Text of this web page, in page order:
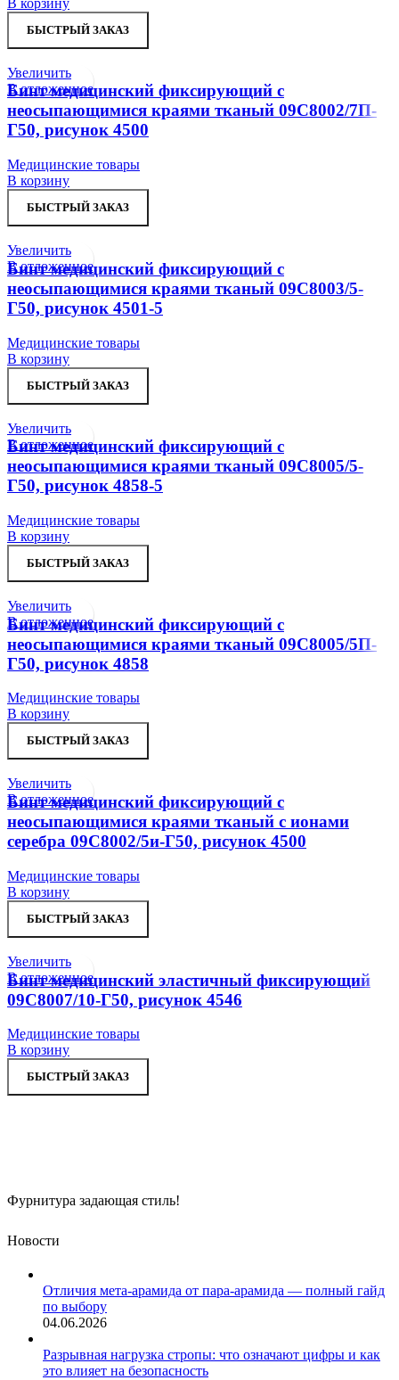
БЫСТРЫЙ ЗАКАЗ
Увеличить
В отложенное
Бинт медицинский фиксирующий с
неосыпающимися краями тканый 09С8002/7П-
Г50, рисунок 4500
Медицинские товары
В корзину
БЫСТРЫЙ ЗАКАЗ
Увеличить
В отложенное
Бинт медицинский фиксирующий с
неосыпающимися краями тканый 09С8003/5-
Г50, рисунок 4501-5
Медицинские товары
В корзину
БЫСТРЫЙ ЗАКАЗ
Увеличить
В отложенное
Бинт медицинский фиксирующий с
неосыпающимися краями тканый 09С8005/5-
Г50, рисунок 4858-5
Медицинские товары
В корзину
БЫСТРЫЙ ЗАКАЗ
Увеличить
В отложенное
Бинт медицинский фиксирующий с
неосыпающимися краями тканый 09С8005/5П-
Г50, рисунок 4858
Медицинские товары
В корзину
БЫСТРЫЙ ЗАКАЗ
Увеличить
В отложенное
Бинт медицинский фиксирующий с
неосыпающимися краями тканый с ионами
серебра 09С8002/5и-Г50, рисунок 4500
Медицинские товары
В корзину
БЫСТРЫЙ ЗАКАЗ
Увеличить
В отложенное
Бинт медицинский эластичный фиксирующий
09С8007/10-Г50, рисунок 4546
Медицинские товары
В корзину
БЫСТРЫЙ ЗАКАЗ
Фурнитура задающая стиль!
Новости
Отличия мета-арамида от пара-арамида — полный гайд
по выбору
04.06.2026
Разрывная нагрузка стропы: что означают цифры и как
это влияет на безопасность